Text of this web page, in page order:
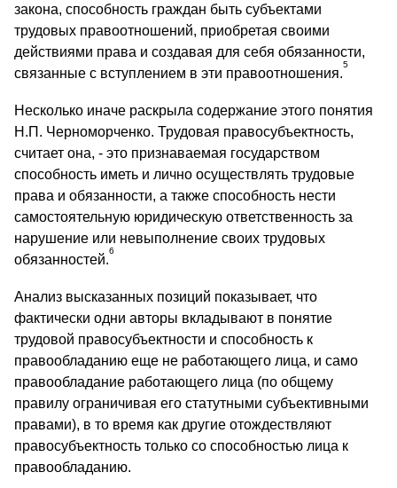
закона, способность граждан быть субъектами
трудовых правоотношений, приобретая своими
действиями права и создавая для себя обязанности,
связанные с вступлением в эти правоотношения.
5
Несколько иначе раскрыла содержание этого понятия
Н.П. Черноморченко. Трудовая правосубъектность,
считает она, - это признаваемая государством
способность иметь и лично осуществлять трудовые
права и обязанности, а также способность нести
самостоятельную юридическую ответственность за
нарушение или невыполнение своих трудовых
обязанностей.
6
Анализ высказанных позиций показывает, что
фактически одни авторы вкладывают в понятие
трудовой правосубъектности и способность к
правообладанию еще не работающего лица, и само
правообладание работающего лица (по общему
правилу ограничивая его статутными субъективными
правами), в то время как другие отождествляют
правосубъектность только со способностью лица к
правообладанию.